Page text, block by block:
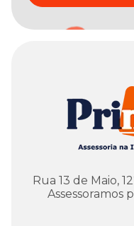
Rua 13 de Maio,
Assessoramos